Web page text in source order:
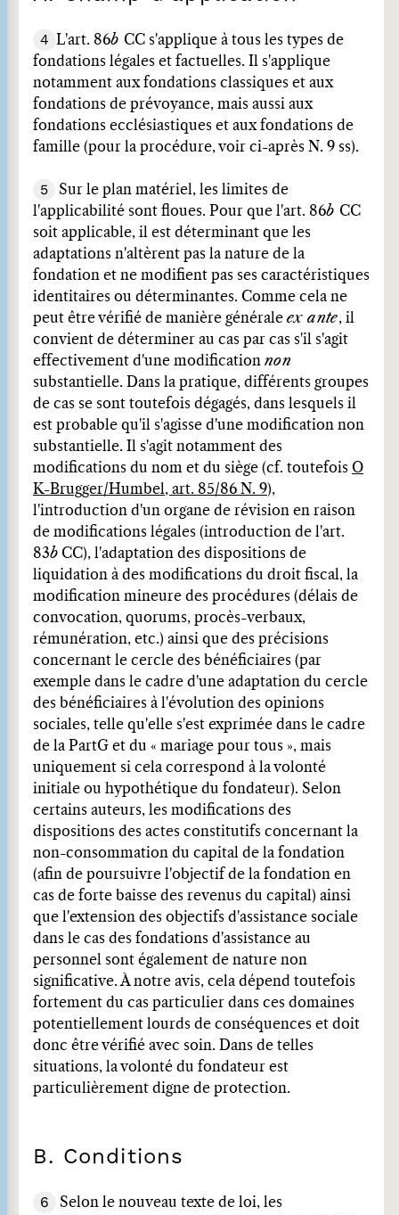
4 L'art. 86b CC s'applique à tous les types de
fondations légales et factuelles. Il s'applique
notamment aux fondations classiques et aux
fondations de prévoyance, mais aussi aux
fondations ecclésiastiques et aux fondations de
famille (pour la procédure, voir ci-après N. 9 ss).
5
Sur le plan matériel, les limites de
l'applicabilité sont floues. Pour que l'art. 86b CC
soit applicable, il est déterminant que les
adaptations n'altèrent pas la nature de la
fondation et ne modifient pas ses caractéristiques
identitaires ou déterminantes. Comme cela ne
peut être vérifié de manière générale ex ante, il
convient de déterminer au cas par cas s'il s'agit
effectivement d'une modification non
substantielle. Dans la pratique, différents groupes
de cas se sont toutefois dégagés, dans lesquels il
est probable qu'il s'agisse d'une modification non
substantielle. Il s'agit notamment des
modifications du nom et du siège (cf. toutefois O
K-Brugger/Humbel, art. 85/86 N. 9),
l'introduction d'un organe de révision en raison
de modifications légales (introduction de l'art.
83b CC), l'adaptation des dispositions de
liquidation à des modifications du droit fiscal, la
modification mineure des procédures (délais de
convocation, quorums, procès-verbaux,
rémunération, etc.) ainsi que des précisions
concernant le cercle des bénéficiaires (par
exemple dans le cadre d'une adaptation du cercle
des bénéficiaires à l'évolution des opinions
sociales, telle qu'elle s'est exprimée dans le cadre
de la PartG et du « mariage pour tous », mais
uniquement si cela correspond à la volonté
initiale ou hypothétique du fondateur). Selon
certains auteurs, les modifications des
dispositions des actes constitutifs concernant la
non-consommation du capital de la fondation
(afin de poursuivre l'objectif de la fondation en
cas de forte baisse des revenus du capital) ainsi
que l'extension des objectifs d'assistance sociale
dans le cas des fondations d'assistance au
personnel sont également de nature non
significative. À notre avis, cela dépend toutefois
fortement du cas particulier dans ces domaines
potentiellement lourds de conséquences et doit
donc être vérifié avec soin. Dans de telles
situations, la volonté du fondateur est
particulièrement digne de protection.
B. Conditions
6
Selon le nouveau texte de loi, les